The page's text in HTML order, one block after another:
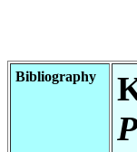
Bibliography